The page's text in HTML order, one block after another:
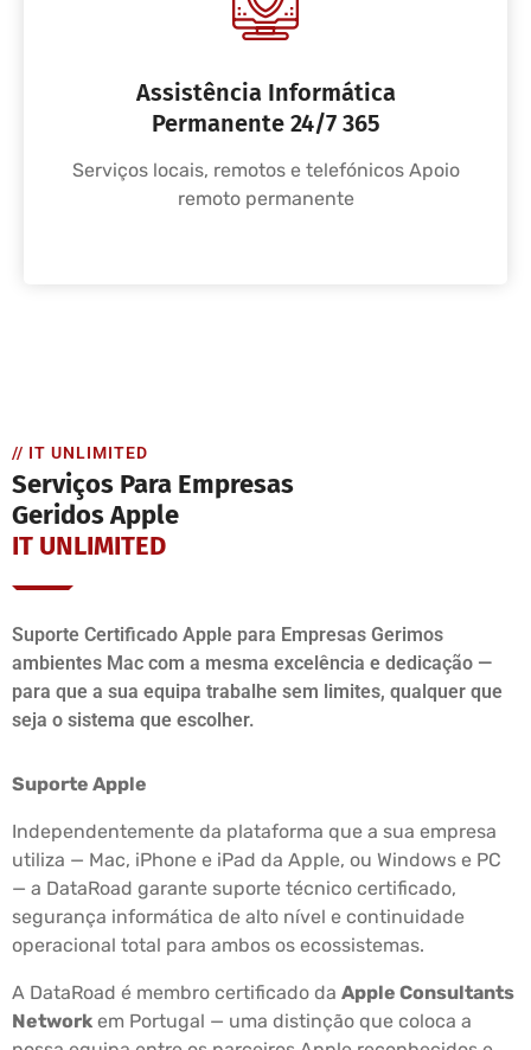
Assistência Informática
Permanente 24/7 365
Serviços locais, remotos e telefónicos Apoio
remoto permanente
// IT UNLIMITED
Serviços Para Empresas
Geridos Apple
IT UNLIMITED
Suporte Certificado Apple para Empresas Gerimos
ambientes Mac com a mesma excelência e dedicação —
para que a sua equipa trabalhe sem limites, qualquer que
seja o sistema que escolher.
Suporte Apple
Independentemente da plataforma que a sua empresa
utiliza — Mac, iPhone e iPad da Apple, ou Windows e PC
— a DataRoad garante suporte técnico certificado,
segurança informática de alto nível e continuidade
operacional total para ambos os ecossistemas.
A DataRoad é membro certificado da Apple Consultants
Network em Portugal — uma distinção que coloca a